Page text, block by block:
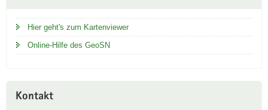
und
damit
die
vollständige
Rahmen
der
Hier geht's zum Kartenviewer
Online-Hilfe des GeoSN
Kontakt